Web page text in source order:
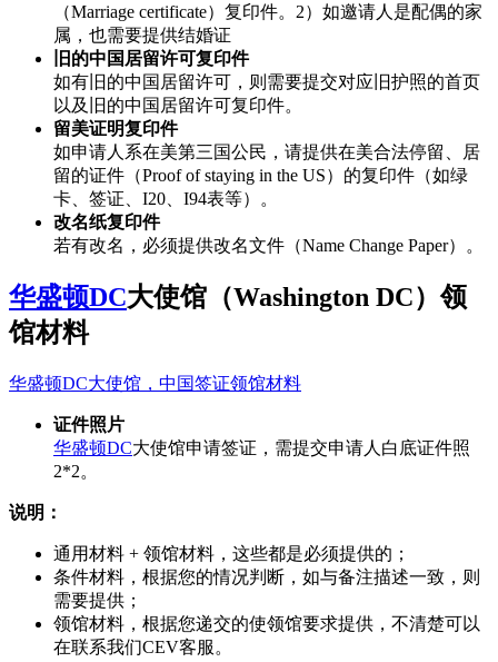
（Marriage certificate）复印件。2）如邀请人是配偶的家
属，也需要提供结婚证
旧的中国居留许可复印件
如有旧的中国居留许可，则需要提交对应旧护照的首页
以及旧的中国居留许可复印件。
留美证明复印件
如申请人系在美第三国公民，请提供在美合法停留、居
留的证件（Proof of staying in the US）的复印件（如绿
卡、签证、I20、I94表等）。
改名纸复印件
若有改名，必须提供改名文件（Name Change Paper）。
华盛顿DC大使馆（Washington DC）领
馆材料
华盛顿DC大使馆，中国签证领馆材料
证件照片
华盛顿DC大使馆申请签证，需提交申请人白底证件照
2*2。
说明：
通用材料 + 领馆材料，这些都是必须提供的；
条件材料，根据您的情况判断，如与备注描述一致，则
需要提供；
领馆材料，根据您递交的使领馆要求提供，不清楚可以
在联系我们CEV客服。